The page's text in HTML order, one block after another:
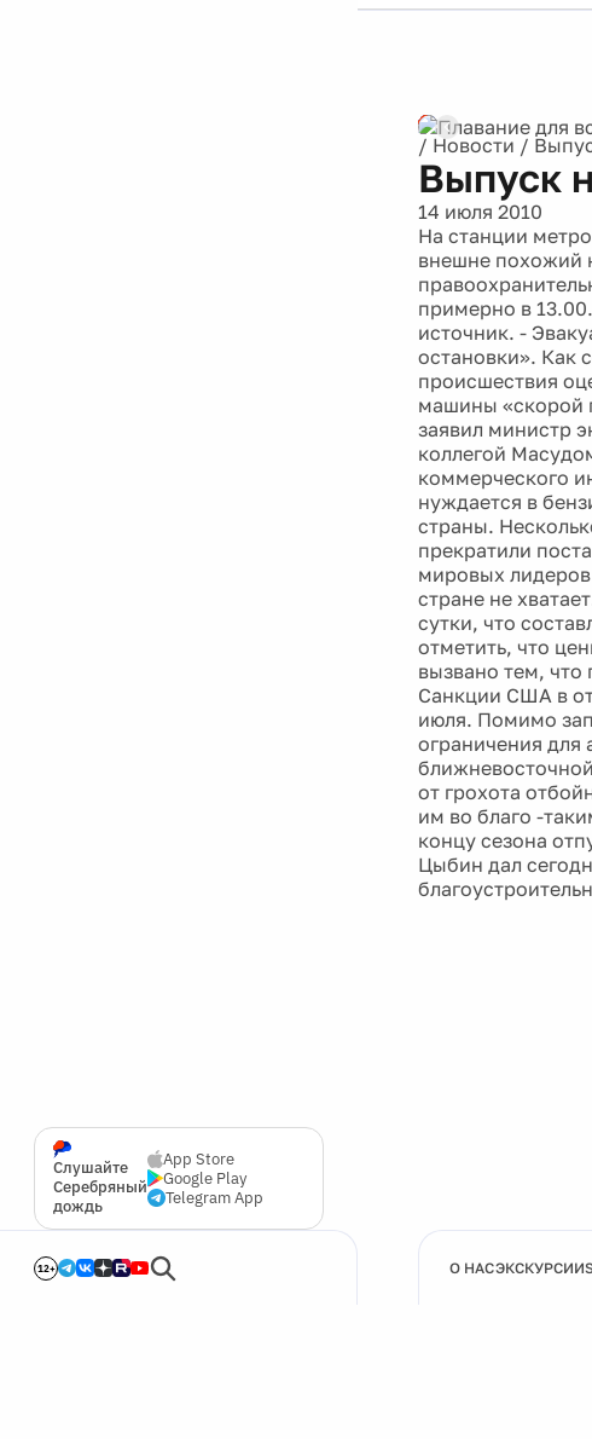
Слушайте
Серебряный
дождь
App Store
Google Play
Telegram App
12+
Реклама
/ Новости /
Выпуск
14 июля 2010
На станции
внешне похожий
примерно в
источник. -
остановки». Как
происшествия
машины «скорой
заявил министр
коллегой
коммерческого
нуждается в
страны.
прекратили
мировых
стране не
сутки, что
отметить, что
вызвано тем, что
Санкции США в
июля. Помимо
ограничения для
от грохота
им во благо -
концу сезона
Цыбин дал
О НАСЭКСКУРСИИ